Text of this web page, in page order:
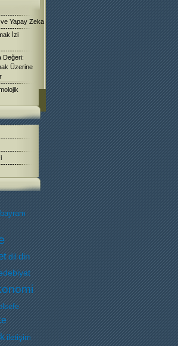
Yapay Zeka
İzi
Değeri:
Üzerine
bayram
dildin
iletişim